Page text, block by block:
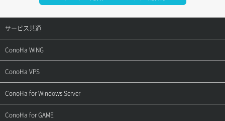
サービス共通
サポートトップ
ご契約・お支払い
用語集
ConoHa WING
サポートトップ
ご利用ガイド
ConoHa VPS
サポートトップ
ご利用ガイド
ConoHa for Windows Server
サポートトップ
ConoHa for GAME